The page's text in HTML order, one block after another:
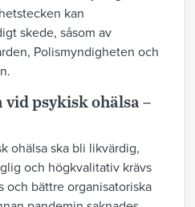
kan
skede, såsom av
Polismyndigheten och
psykisk ohälsa –
ohälsa ska bli likvärdig,
och högkvalitativ krävs
och bättre organisatoriska